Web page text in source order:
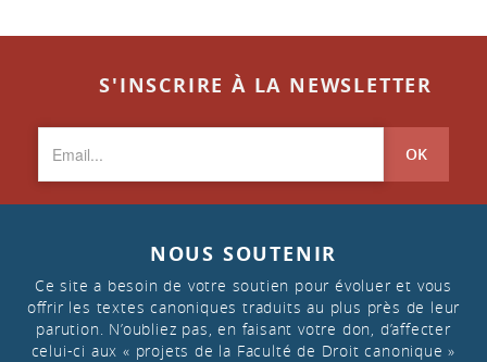
S'INSCRIRE À LA NEWSLETTER
OK
NOUS SOUTENIR
Ce site a besoin de votre soutien pour évoluer et vous
offrir les textes canoniques traduits au plus près de leur
parution. N’oubliez pas, en faisant votre don, d’affecter
celui-ci aux « projets de la Faculté de Droit canonique »